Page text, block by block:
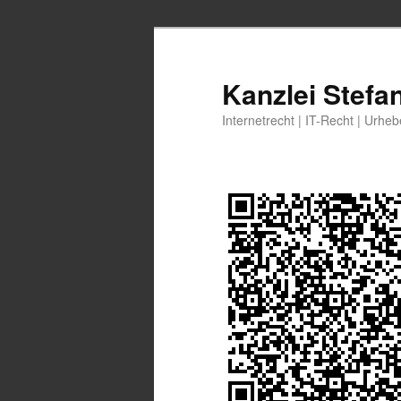
Kanzlei
Internetrecht | IT-Recht |